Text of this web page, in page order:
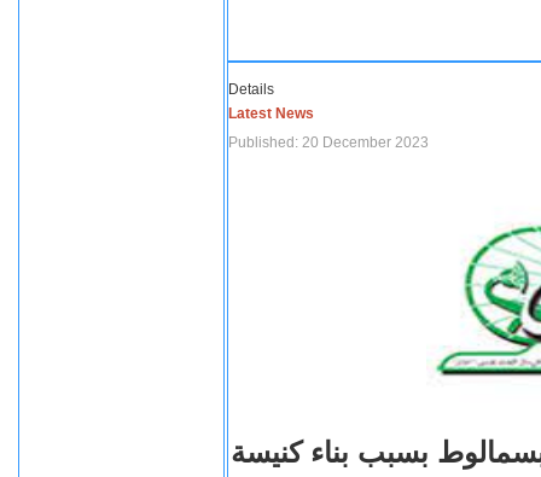
Details
Latest News
Published: 20 December 2023
بسبب بناء كنيسة